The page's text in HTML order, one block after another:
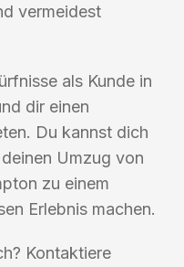
vermeidest
als Kunde in
dir einen
Du kannst dich
Umzug von
zu einem
Erlebnis machen.
Kontaktiere